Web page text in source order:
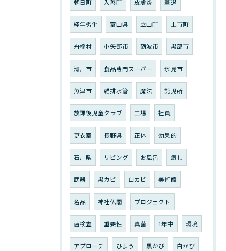
朝日町 入善町 皮膚炎 撃退
経年劣化 富山県 立山町 上市町
舟橋村 小矢部市 砺波市 黒部市
滑川市 食品専門スーパー 氷見市
魚津市 雑排水管 魔法 託児所
放課後児童クラブ 工場 社員
更衣室 長野県 正体 効果的
石川県 リビング お風呂 癒し
武器 黒カビ 白カビ 美術館
名品 神社仏閣 プロジェクト
菌検査 重要性 真菌 1年中 環境
アプローチ ひよう 黒かび 白かび